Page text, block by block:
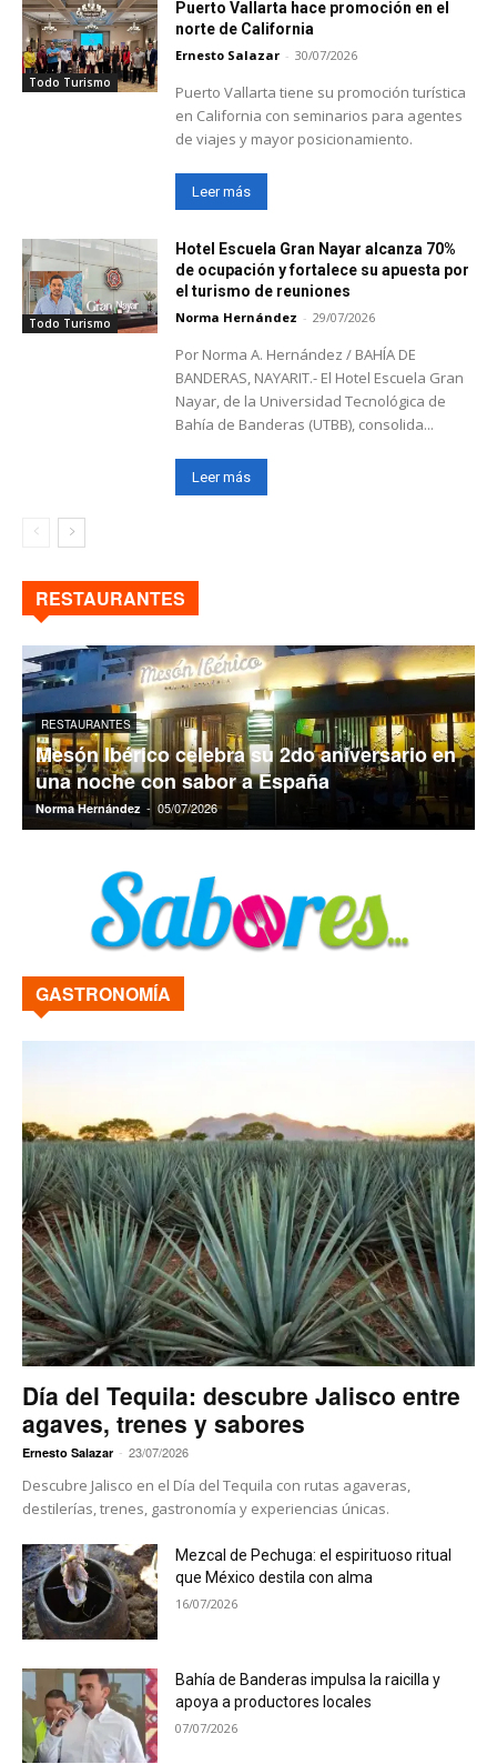
Todo Turismo
Puerto Vallarta hace promoción en el
norte de California
Ernesto Salazar - 30/07/2026
Puerto Vallarta tiene su promoción turística
en California con seminarios para agentes
de viajes y mayor posicionamiento.
Leer más
Todo Turismo
Hotel Escuela Gran Nayar alcanza 70%
de ocupación y fortalece su apuesta por
el turismo de reuniones
Norma Hernández - 29/07/2026
Por Norma A. Hernández / BAHÍA DE
BANDERAS, NAYARIT.- El Hotel Escuela Gran
Nayar, de la Universidad Tecnológica de
Bahía de Banderas (UTBB), consolida...
Leer más
RESTAURANTES
RESTAURANTES
Mesón Ibérico celebra su 2do aniversario en
una noche con sabor a España
Norma Hernández - 05/07/2026
GASTRONOMÍA
Día del Tequila: descubre Jalisco entre
agaves, trenes y sabores
Ernesto Salazar - 23/07/2026
Descubre Jalisco en el Día del Tequila con rutas agaveras,
destilerías, trenes, gastronomía y experiencias únicas.
Mezcal de Pechuga: el espirituoso ritual
que México destila con alma
16/07/2026
Bahía de Banderas impulsa la raicilla y
apoya a productores locales
07/07/2026